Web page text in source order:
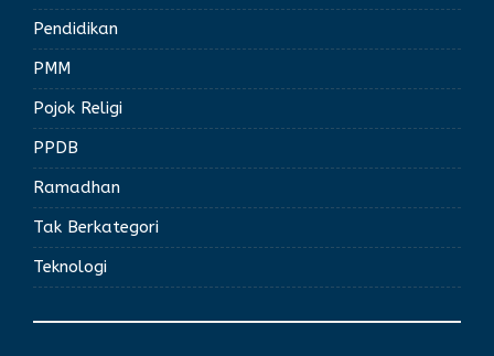
Pendidikan
PMM
Pojok Religi
PPDB
Ramadhan
Tak Berkategori
Teknologi